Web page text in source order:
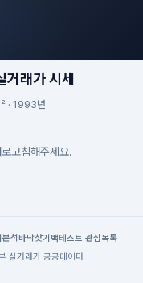
래가 시세
· 1993년
고침해주세요.
석 바닥찾기 백테스트 관심목록
실거래가 공공데이터